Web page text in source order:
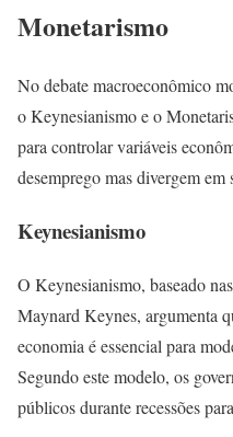
Monetarismo
No debate macroeconômico
o Keynesianismo e o
para controlar variáveis
desemprego mas divergem
Keynesianismo
O Keynesianismo, baseado
Maynard Keynes, argumenta
economia é essencial para
Segundo este modelo, os
públicos durante recessões